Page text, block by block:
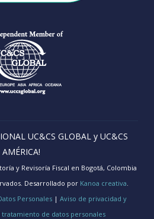
UC&CS GLOBAL y UC&CS
AMÉRICA!
y Revisoría Fiscal en Bogotá, Colombia
Desarrollado por Kanoa creativa
Personales| Aviso de privacidad y
de datos personales